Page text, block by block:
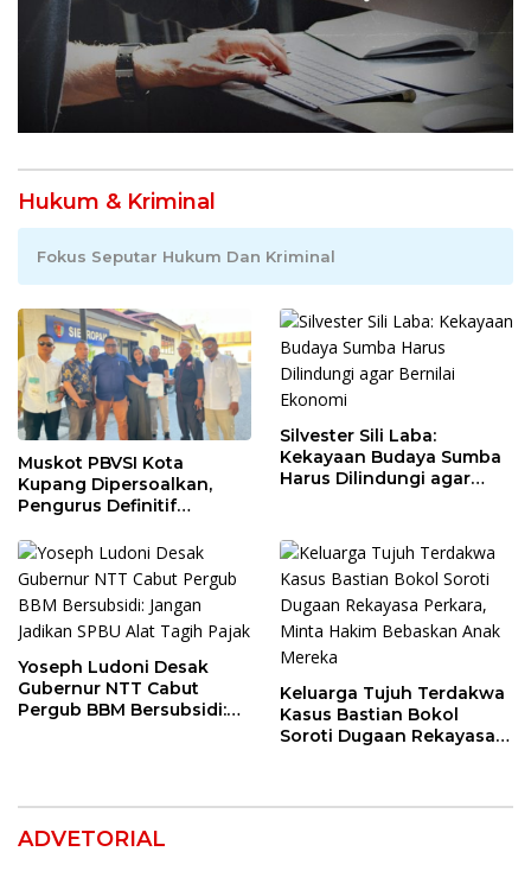
Hukum & Kriminal
Fokus Seputar Hukum Dan Kriminal
Muskot PBVSI Kota
Kupang Dipersoalkan,
Pengurus Definitif
Polisi
Silvester Sili Laba:
Kekayaan Budaya Sumba
Harus Dilindungi agar
Yoseph Ludoni Desak
Gubernur NTT Cabut
Pergub BBM Bersubsidi:
Keluarga Tujuh Terdakwa
Kasus Bastian Bokol
Soroti Dugaan Rekayasa
ADVETORIAL